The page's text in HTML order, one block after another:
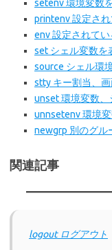
setenv 環境変数
printenv 設定さ
env 設定されて
set シェル変数を
source シェル環
stty キー割当、
unset 環境変数、
unnsetenv 環境
newgrp 別のグル
関連記事
logout ログアウト